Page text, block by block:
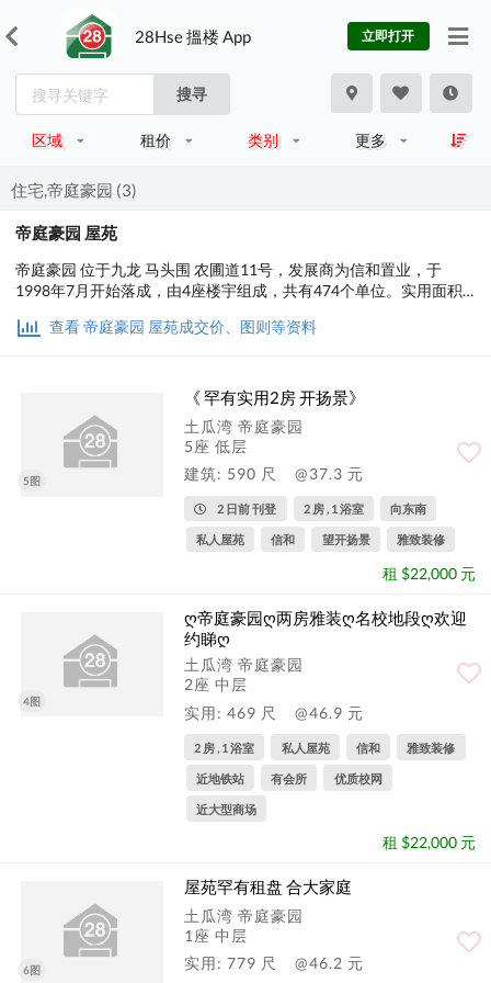
28Hse 搵楼 App 立即打开
搜寻
区域 租价 类别 更多
住宅,帝庭豪园 (3)
帝庭豪园 屋苑
帝庭豪园 位于九龙 马头围 农圃道11号，发展商为信和置业，于
1998年7月开始落成，由4座楼宇组成，共有474个单位。实用面积
施、餐饮设施、美容/保健；交通便利，步行至港铁时间约5分钟，小
查看 帝庭豪园 屋苑成交价、图则等资料
5图
《 罕有实用2房 开扬景》
土瓜湾 帝庭豪园
5座 低层
建筑: 590 尺
@37.3 元
2 日前 刊登 2 房 , 1 浴室 向东南
私人屋苑 信和 望开扬景 雅致装修
租 $22,000 元
4图
ღ帝庭豪园ღ两房雅装ღ名校地段ღ欢迎
约睇ღ
土瓜湾 帝庭豪园
2座 中层
实用: 469 尺
@46.9 元
2 房 , 1 浴室 私人屋苑 信和 雅致装修
近地铁站 有会所 优质校网
近大型商场
租 $22,000 元
6图
屋苑罕有租盘 合大家庭
土瓜湾 帝庭豪园
1座 中层
实用: 779 尺
@46.2 元